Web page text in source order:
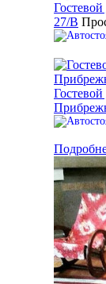
27/В